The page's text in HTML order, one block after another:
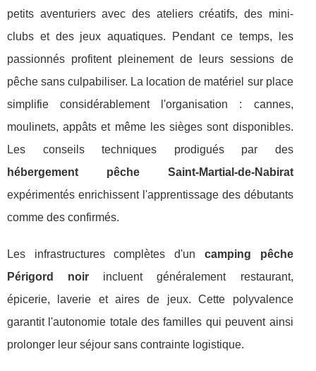
petits aventuriers avec des ateliers créatifs, des mini-
clubs et des jeux aquatiques. Pendant ce temps, les
passionnés profitent pleinement de leurs sessions de
pêche sans culpabiliser. La location de matériel sur place
simplifie considérablement l'organisation : cannes,
moulinets, appâts et même les sièges sont disponibles.
Les conseils techniques prodigués par des
hébergement pêche Saint-Martial-de-Nabirat
expérimentés enrichissent l'apprentissage des débutants
comme des confirmés.
Les infrastructures complètes d'un camping pêche
Périgord noir incluent généralement restaurant,
épicerie, laverie et aires de jeux. Cette polyvalence
garantit l'autonomie totale des familles qui peuvent ainsi
prolonger leur séjour sans contrainte logistique.